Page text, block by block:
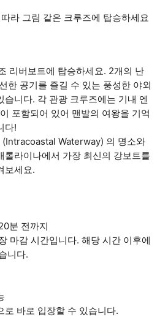
라 그림 같은 크루즈에 탑승하세요
리버보트에 탑승하세요. 2개의 난
한 공기를 즐길 수 있는 풍성한 야외
습니다. 각 관광 크루즈에는 기내 엔
포함되어 있어 맨발의 여왕을 기억
다!
(Intracoastal Waterway) 의 명소와
롤라이나에서 가장 최신의 강보트를
보세요.
분 전까지
마감 시간입니다. 해당 시간 이후에
니다.
로 바로 입장할 수 있습니다.